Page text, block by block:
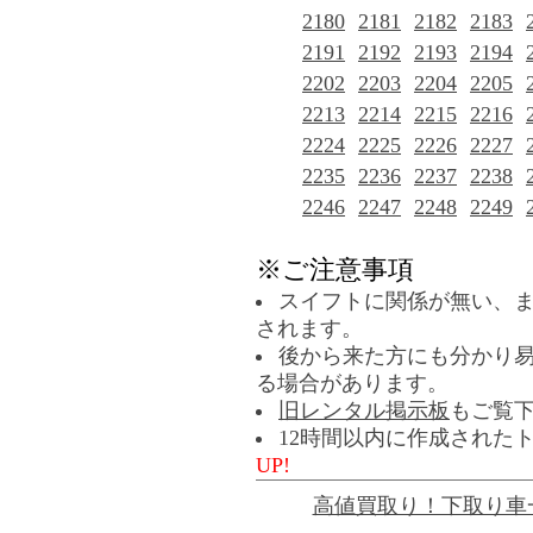
2180 2181 2182 2183
2191 2192 2193 2194
2202 2203 2204 2205
2213 2214 2215 2216
2224 2225 2226 2227
2235 2236 2237 2238
2246 2247 2248 2249
※ご注意事項
スイフトに関係が無い、
されます。
後から来た方にも分かり
る場合があります。
旧レンタル掲示板 もご覧
12時間以内に作成された
UP!
高値買取り！下取り車